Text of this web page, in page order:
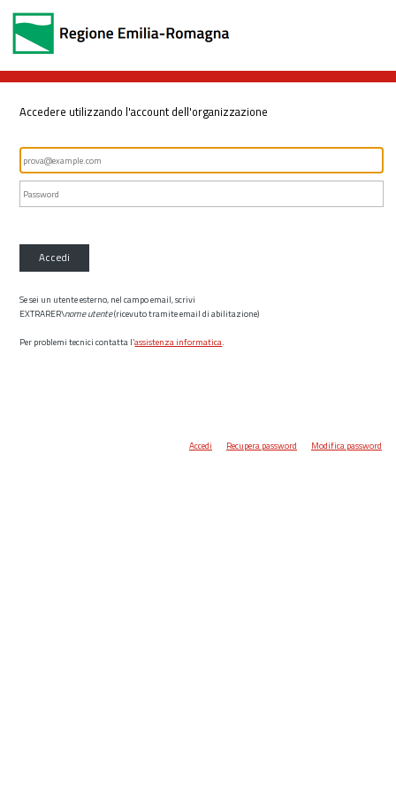
Accedere utilizzando l'account dell'organizzazione
Accedi
Se sei un utente esterno, nel campo email, scrivi
EXTRARER\nome utente(ricevuto tramite email di abilitazione)
Per problemi tecnici contatta l’assistenza informatica.
Accedi Recupera password Modifica password